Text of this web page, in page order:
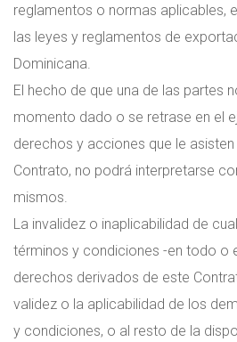
reglamentos o normas aplicables,
las leyes y reglamentos de
Dominicana.
El hecho de que una de las partes
momento dado o se retrase en el
derechos y acciones que le
Contrato, no podrá interpretarse
mismos.
La invalidez o inaplicabilidad de
términos y condiciones -en todo o
derechos derivados de este
validez o la aplicabilidad de los
y condiciones, o al resto de la